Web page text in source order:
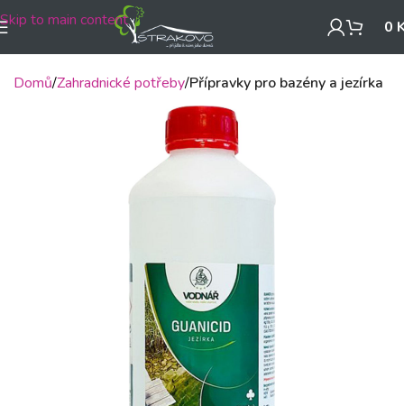
Skip to main content 0
Domů Zahradnické potřeby Přípravky pro bazény a jezírka